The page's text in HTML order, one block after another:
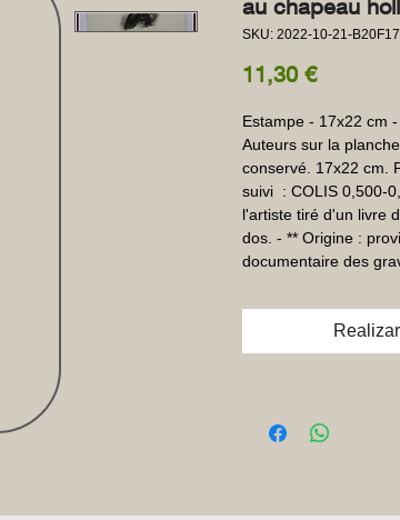
au chapeau
SKU: 2022-10-21-
11,30 €Precio
Estampe - 17x22 cm
Auteurs sur la
conservé. 17x22 cm.
suivi  : COLIS 0,500-
l'artiste tiré d'un livre
dos. - ** Origine :
documentaire des